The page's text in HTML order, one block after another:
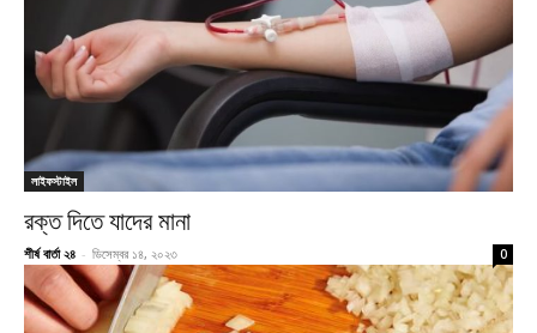
লাইফস্টাইল
রক্ত দিতে যাদের মানা
শীর্ষ বার্তা ২৪ - ডিসেম্বর ১৪, ২০২৩ 0